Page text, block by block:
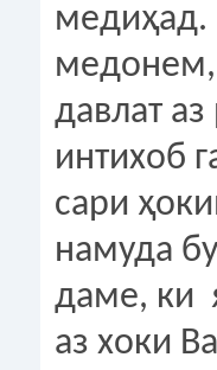
медонем,
давлат
интихоб
сари
намуда
даме, ки
аз хоки